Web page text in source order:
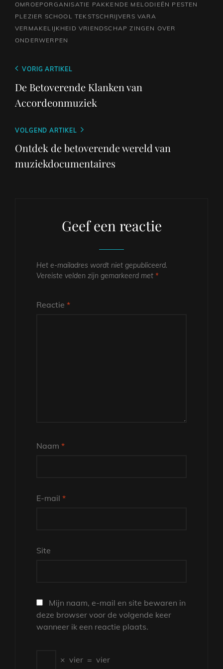
OMROEPORGANISATIE PAKKENDE MELODIEËN PESTEN
PLEZIER SCHOOL TEKSTSCHRIJVERS VARA
VERMAKELIJKHEID VRIENDSCHAP ZINGEN OVER
ONDERWERPEN
Berichtnavigatie
Vorig
bericht
VORIG ARTIKEL
De Betoverende Klanken van
Accordeonmuziek
Volgend
bericht
VOLGEND ARTIKEL
Ontdek de betoverende wereld van
muziekdocumentaires
Geef een reactie
Het e-mailadres wordt niet gepubliceerd.
Vereiste velden zijn gemarkeerd met *
Reactie *
Naam *
E-mail *
Site
Mijn naam, e-mail en site bewaren in
deze browser voor de volgende keer
wanneer ik een reactie plaats.
× vier = vier